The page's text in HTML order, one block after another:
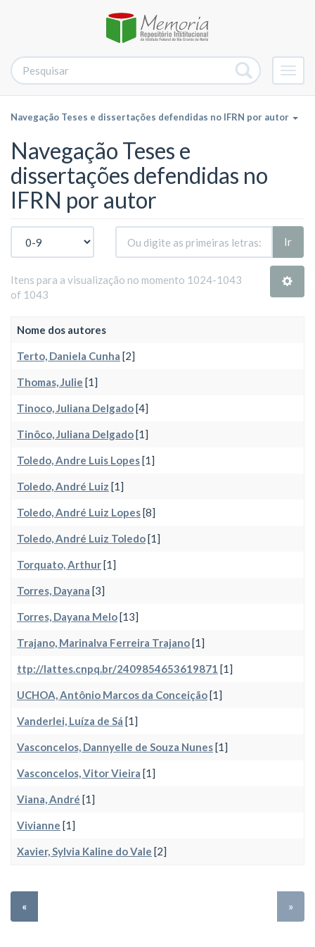
Navegação Teses e dissertações defendidas no IFRN por autor
Navegação Teses e
dissertações defendidas no
IFRN por autor
Ir
Itens para a visualização no momento 1024-1043
of 1043
Nome dos autores
Terto, Daniela Cunha [2]
Thomas, Julie [1]
Tinoco, Juliana Delgado[4]
Tinôco, Juliana Delgado[1]
Toledo, Andre Luis Lopes[1]
Toledo, André Luiz [1]
Toledo, André Luiz Lopes[8]
Toledo, André Luiz Toledo[1]
Torquato, Arthur[1]
Torres, Dayana [3]
Torres, Dayana Melo[13]
Trajano, Marinalva Ferreira Trajano[1]
ttp://lattes.cnpq.br/2409854653619871 [1]
UCHOA, Antônio Marcos da Conceição[1]
Vanderlei, Luíza de Sá [1]
Vasconcelos, Dannyelle de Souza Nunes[1]
Vasconcelos, Vitor Vieira [1]
Viana, André [1]
Vivianne [1]
Xavier, Sylvia Kaline do Vale [2]
« »